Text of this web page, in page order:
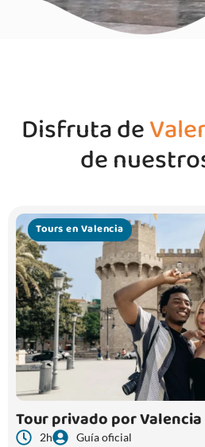
Disfruta de
de
Tours en Valencia
Tour privado por Valencia
2h Guía oficial